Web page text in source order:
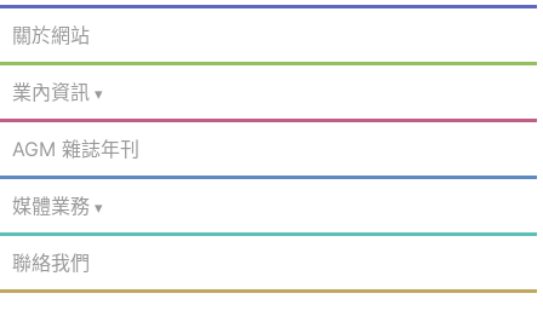
關於網站
業內資訊
AGM 雜誌年刊
媒體業務
聯絡我們